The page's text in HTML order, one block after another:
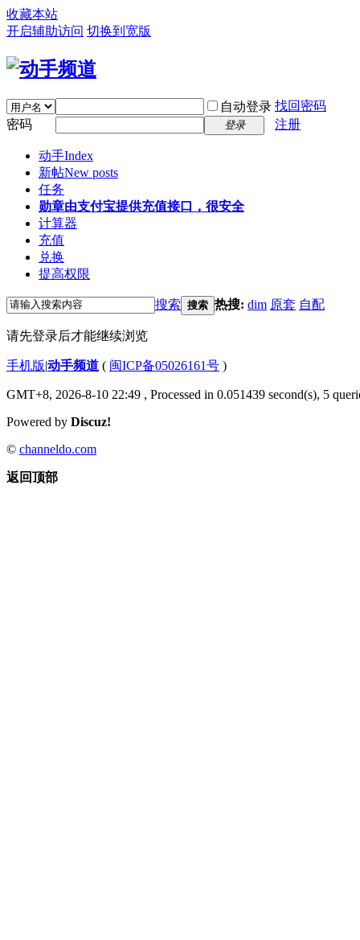
收藏本站
开启辅助访问 切换到宽版
自动登录 找回密码
密码
登录 注册
动手Index
新帖New posts
任务
勋章由支付宝提供充值接口，很安全
计算器
充值
兑换
提高权限
搜索 搜索 热搜: dim 原套 自配
请先登录后才能继续浏览
手机版|动手频道 ( 闽ICP备05026161号 )
GMT+8, 2026-8-10 22:49 , Processed in 0.051439 second(s), 5
Powered by Discuz!
© channeldo.com
返回顶部